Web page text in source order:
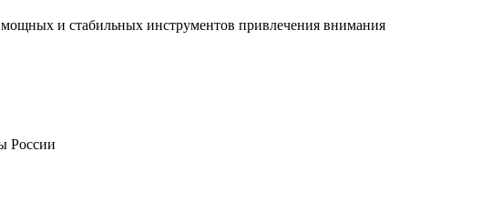
и стабильных инструментов привлечения внимания
России